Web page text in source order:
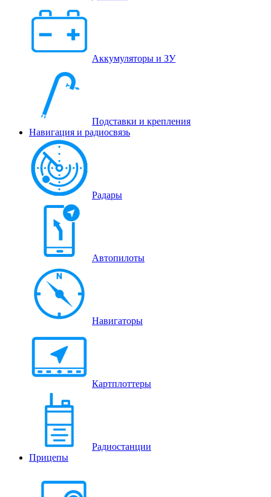
Аккумуляторы и ЗУ
Подставки и крепления
Навигация и радиосвязь
Радары
Автопилоты
Навигаторы
Картплоттеры
Радиостанции
Прицепы